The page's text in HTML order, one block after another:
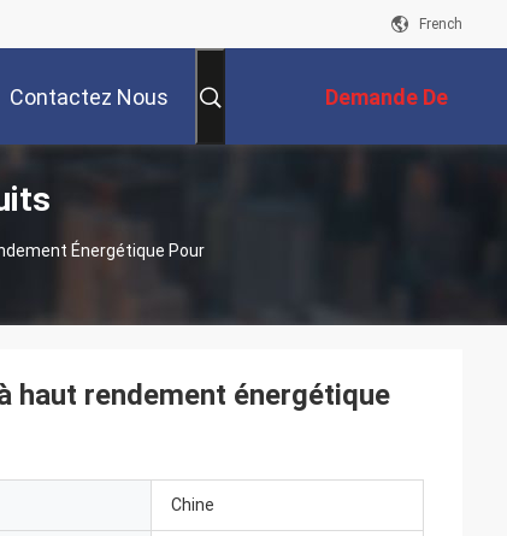
French
Contactez Nous Demande De
Soumission
Énergétique Pour
haut rendement énergétique
Chine